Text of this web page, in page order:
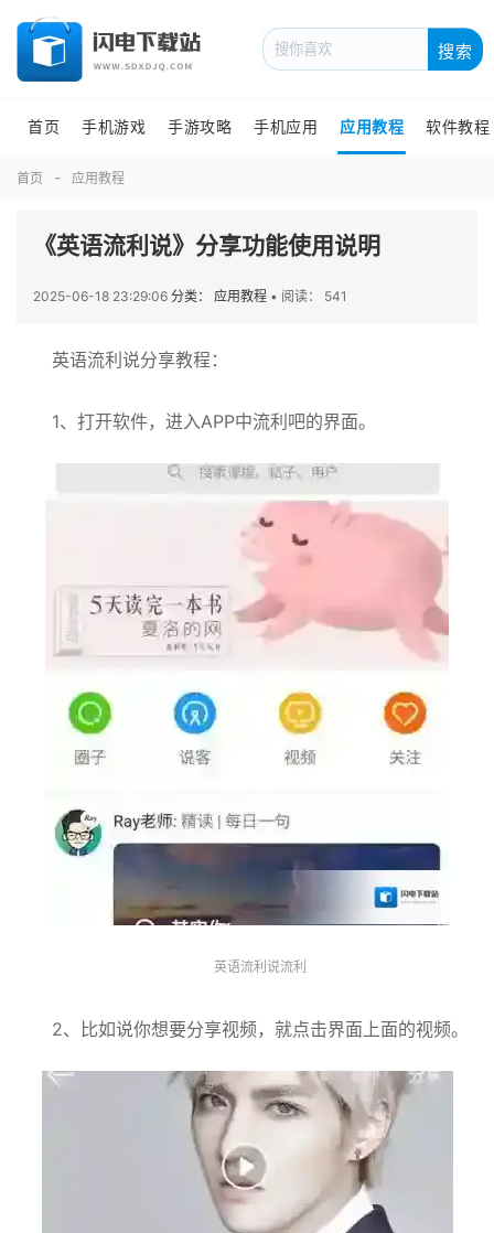
搜索
首页 手机游戏 手游攻略 手机应用 应用教程 软件教程
首页 应用教程
《英语流利说》分享功能使用说明
2025-06-18 23:29:06 分类： 应用教程 • 阅读： 541
英语流利说分享教程：
1、打开软件，进入APP中流利吧的界面。
英语流利说流利
2、比如说你想要分享视频，就点击界面上面的视频。